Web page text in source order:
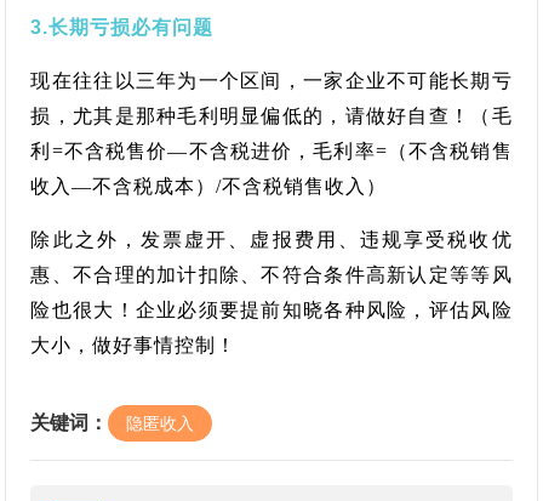
3.长期亏损必有问题
现在往往以三年为一个区间，一家企业不可能长期亏
损，尤其是那种毛利明显偏低的，请做好自查！（毛
利=不含税售价—不含税进价，毛利率=（不含税销售
收入—不含税成本）/不含税销售收入）
除此之外，发票虚开、虚报费用、违规享受税收优
惠、不合理的加计扣除、不符合条件高新认定等等风
险也很大！企业必须要提前知晓各种风险，评估风险
大小，做好事情控制！
关键词： 隐匿收入